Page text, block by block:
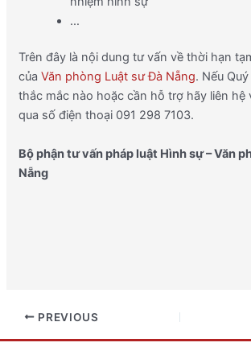
…
Trên đây là nội dung tư vấn về thời hạn
của Văn phòng Luật sư Đà Nẵng. Nếu
thắc mắc nào hoặc cần hỗ trợ hãy liên hệ
qua số điện thoại 091 298 7103.
Bộ phận tư vấn pháp luật Hình sự – Văn
Nẵng
PREVIOUS